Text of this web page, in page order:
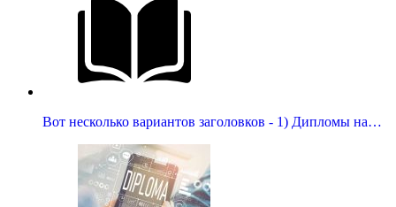
Вот несколько вариантов заголовков - 1) Дипломы на…